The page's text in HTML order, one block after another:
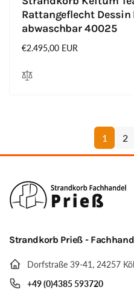
Rattangeflecht Dessin
abwaschbar 40025
Normaler
€2.495,00 EUR
1 2
Strandkorb Prieß -
Dorfstraße 39-41, 24257
+49 (0)4385 593720